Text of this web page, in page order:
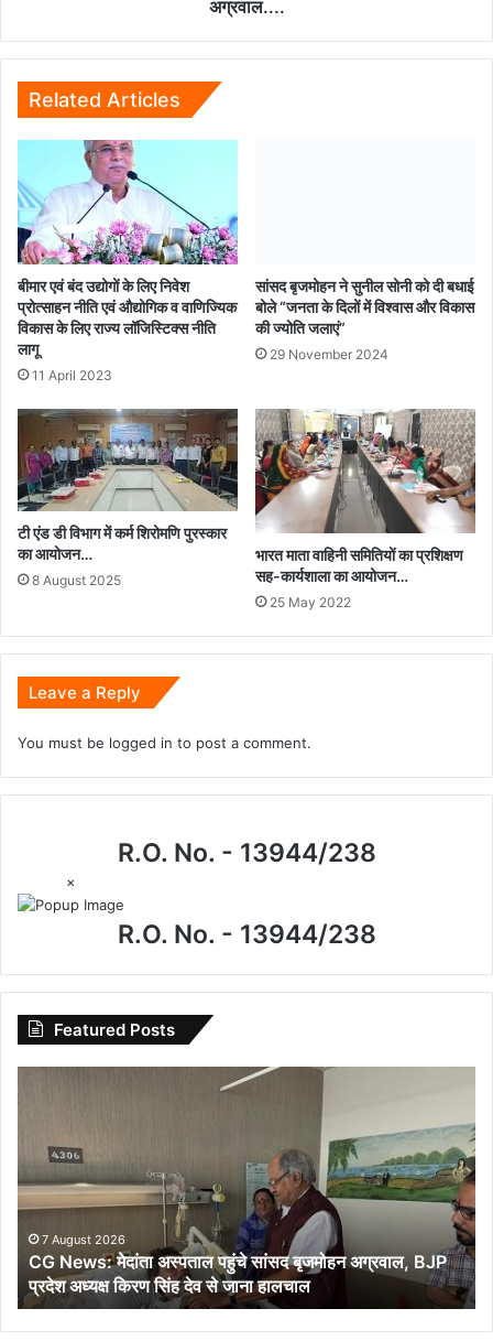
अग्रवाल....
Related Articles
बीमार एवं बंद उद्योगों के लिए निवेश
प्रोत्साहन नीति एवं औद्योगिक व वाणिज्यिक
विकास के लिए राज्य लॉजिस्टिक्स नीति
लागू
11 April 2023
सांसद बृजमोहन ने सुनील सोनी को दी बधाई
बोले “जनता के दिलों में विश्वास और विकास
की ज्योति जलाएं”
29 November 2024
टी एंड डी विभाग में कर्म शिरोमणि पुरस्कार
का आयोजन…
8 August 2025
भारत माता वाहिनी समितियों का प्रशिक्षण
सह-कार्यशाला का आयोजन…
25 May 2022
Leave a Reply
You must be logged in to post a comment.
R.O. No. - 13944/238
×
R.O. No. - 13944/238
Featured Posts
अस्पताल
पहुंचे
सांसद
बृजमोहन
अग्रवाल,
BJP
प्रदेश
अध्यक्ष
किरण
7 August 2026
CG News: मेदांता अस्पताल पहुंचे सांसद बृजमोहन अग्रवाल, BJP
प्रदेश अध्यक्ष किरण सिंह देव से जाना हालचाल